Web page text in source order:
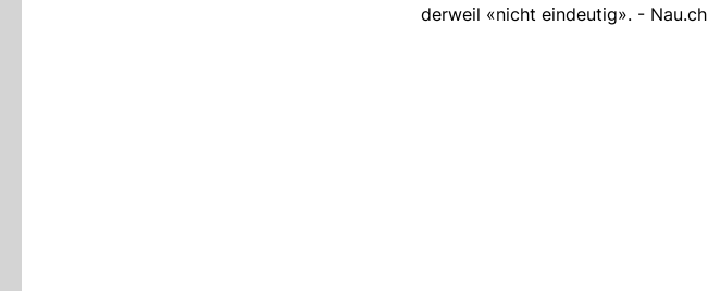
derweil «nicht eindeutig». - Nau.ch